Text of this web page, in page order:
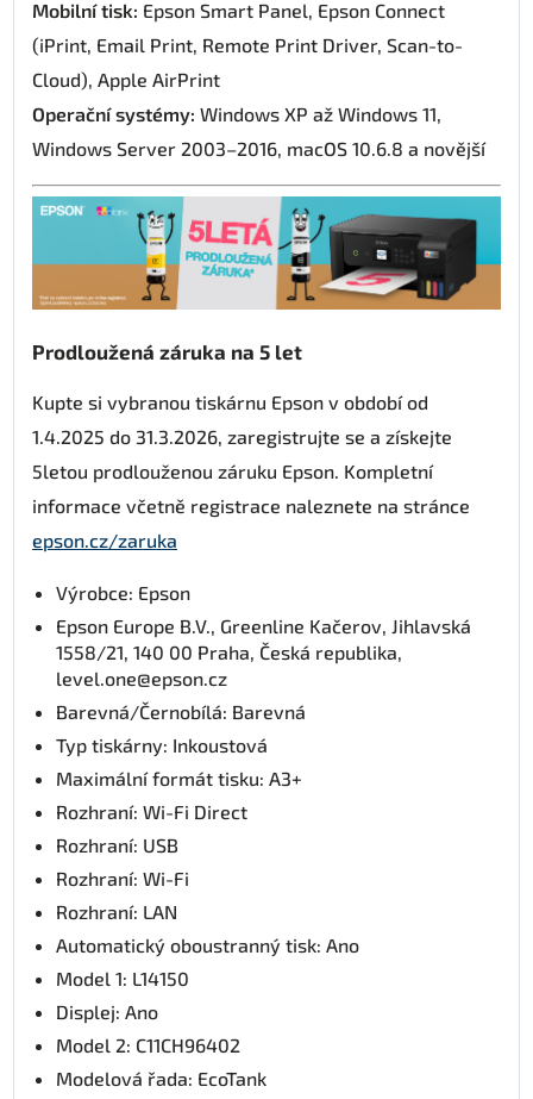
Mobilní tisk: Epson Smart Panel, Epson Connect
(iPrint, Email Print, Remote Print Driver, Scan-to-
Cloud), Apple AirPrint
Operační systémy: Windows XP až Windows 11,
Windows Server 2003–2016, macOS 10.6.8 a novější
Prodloužená záruka na 5 let
Kupte si vybranou tiskárnu Epson v období od
1.4.2025 do 31.3.2026, zaregistrujte se a získejte
5letou prodlouženou záruku Epson. Kompletní
informace včetně registrace naleznete na stránce
epson.cz/zaruka
Výrobce: Epson
Epson Europe B.V., Greenline Kačerov, Jihlavská
1558/21, 140 00 Praha, Česká republika,
level.one@epson.cz
Barevná/Černobílá: Barevná
Typ tiskárny: Inkoustová
Maximální formát tisku: A3+
Rozhraní: Wi-Fi Direct
Rozhraní: USB
Rozhraní: Wi-Fi
Rozhraní: LAN
Automatický oboustranný tisk: Ano
Model 1: L14150
Displej: Ano
Model 2: C11CH96402
Modelová řada: EcoTank